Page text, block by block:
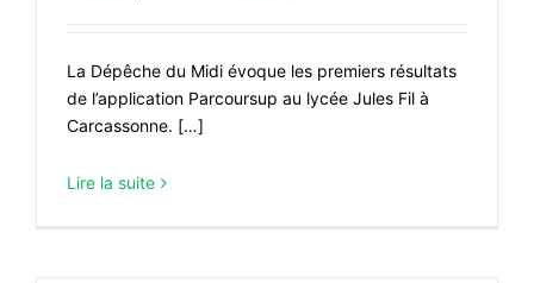
La Dépêche du Midi évoque les premiers résultats
de l’application Parcoursup au lycée Jules Fil à
Carcassonne. […]
Lire la suite